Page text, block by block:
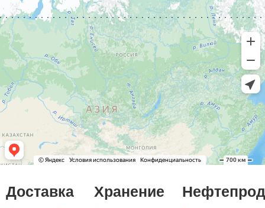
Доставка Хранение